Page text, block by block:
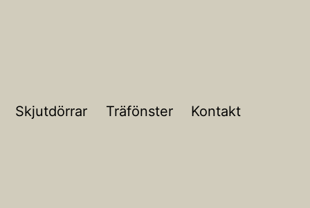
Skjutdörrar Träfönster Kontakt